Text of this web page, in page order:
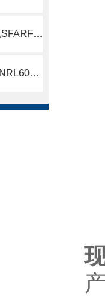
日本URAS-TECHNO村上精机SFARF-45-90SRTKBZ振动筛网北崎热卖
日本ULVAC爱发科Si单晶炉用NRL60A干式真空泵北崎热卖